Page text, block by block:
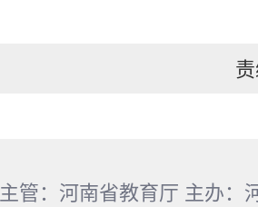
主管：河南省教育厅 主办：